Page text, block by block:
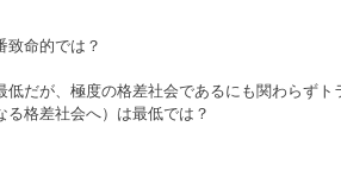
致命的では？
だが、極度の格差社会であるにも関わらずト
格差社会へ）は最低では？